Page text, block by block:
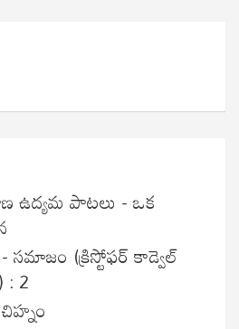
ఉద్యమ పాటలు - ఒక
సమాజం (క్రిస్టోఫర్ కాడ్వెల్
: 2